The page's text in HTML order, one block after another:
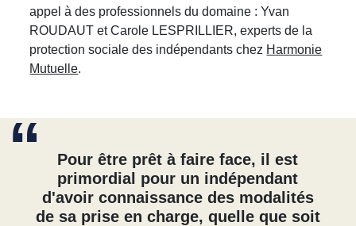
appel à des professionnels du domaine : Yvan
ROUDAUT et Carole LESPRILLIER, experts de la
protection sociale des indépendants chez Harmonie
Mutuelle.
Pour être prêt à faire face, il est
primordial pour un indépendant
d'avoir connaissance des modalités
de sa prise en charge, quelle que soit